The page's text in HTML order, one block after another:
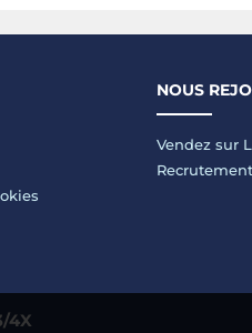
NOUS
Vendez sur
Recrutement
4X